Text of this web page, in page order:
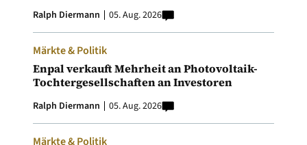
Ralph Diermann 05. Aug. 2026
Märkte & Politik
Enpal verkauft Mehrheit an Photovoltaik-
Tochtergesellschaften an Investoren
Ralph Diermann 05. Aug. 2026
Märkte & Politik